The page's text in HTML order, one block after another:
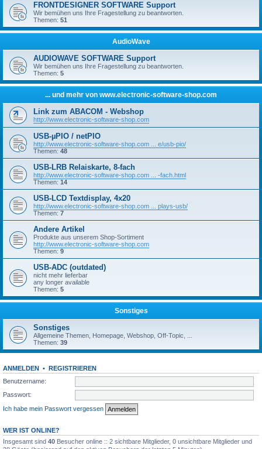
FRONTDESIGNER SOFTWARE Support
Wir bemühen uns Ihre Fragestellung zu beantworten.
Themen: 51
AudioWave
AUDIOWAVE SOFTWARE Support
Wir bemühen uns Ihre Fragestellung zu beantworten.
Themen: 5
... und mehr von www.electronic-software-shop.com
Link zum ABACOM - Webshop
http://www.electronic-software-shop.com
USB-µPIO / netPIO
http://www.electronic-software-shop.com ... e/usb-pio/
Themen: 48
USB-LRB Relaiskarte, 8-fach
http://www.electronic-software-shop.com ... -fach.html
Themen: 14
USB-LCD Textdisplay, 4x20
http://www.electronic-software-shop.com ... plays-usb/
Themen: 7
Andere Artikel
Produkte aus unserem Shop-Sortiment
http://www.electronic-software-shop.com
Themen: 9
USB-ADC (outdated)
nicht mehr lieferbar
any longer available
Themen: 5
Sonstiges
Sonstiges
Allgemeine Themen, Homepage, Webshop, Off-Topic, ...
Themen: 39
ANMELDEN • REGISTRIEREN
Benutzername:
Passwort:
Ich habe mein Passwort vergessen
WER IST ONLINE?
Insgesamt sind 40 Besucher online :: 2 sichtbare Mitglieder, 0 unsichtbare Mitglieder und